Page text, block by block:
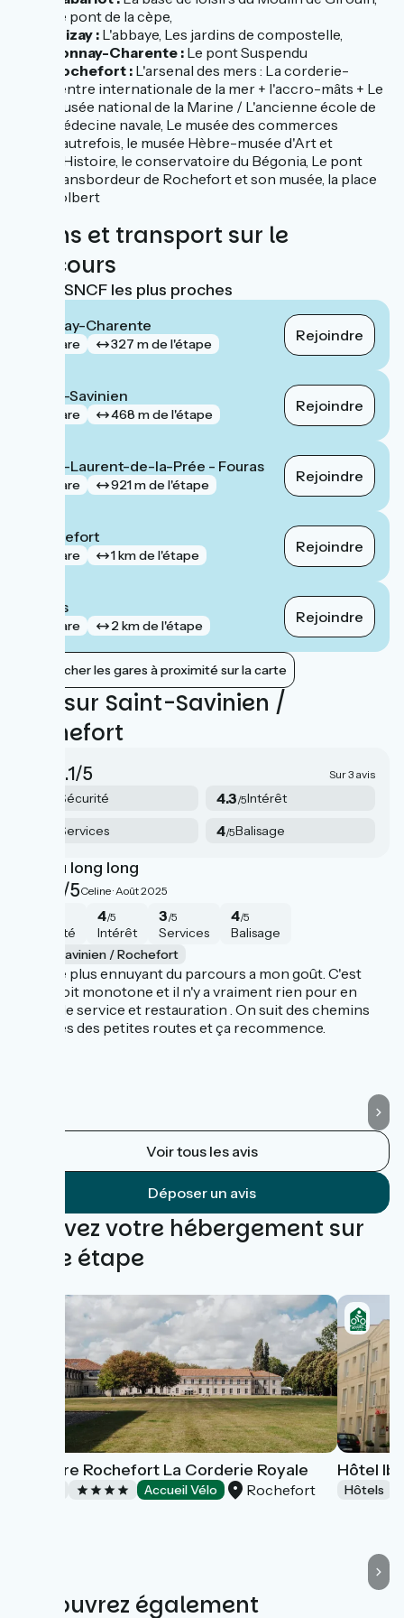
Le pont de la cèpe,
Trizay : L'abbaye, Les jardins de compostelle,
Tonnay-Charente : Le pont Suspendu
Rochefort : L'arsenal des mers : La corderie-
centre internationale de la mer + l'accro-mâts + Le
musée national de la Marine / L'ancienne école de
médecine navale, Le musée des commerces
d'autrefois, le musée Hèbre-musée d'Art et
d'Histoire, le conservatoire du Bégonia, Le pont
transbordeur de Rochefort et son musée, la place
colbert
Trains et transport sur le
parcours
Gares SNCF les plus proches
Tonnay-Charente
gare 327 m de l'étape Rejoindre
Saint-Savinien
gare 468 m de l'étape Rejoindre
Saint-Laurent-de-la-Prée - Fouras
gare 921 m de l'étape Rejoindre
Rochefort
gare 1 km de l'étape Rejoindre
Bords
gare 2 km de l'étape Rejoindre
Afficher les gares à proximité sur la carte
Avis sur Saint-Savinien /
Rochefort
4.1/5 Sur 3 avis
Sécurité 4.3/5Intérêt
Services 4/5Balisage
Un peu long long
3.8/5Celine · Août 2025
Sécurité
4/5
Intérêt
3/5
Services
4/5
Balisage
Saint-Savinien / Rochefort
Etape le plus ennuyant du parcours a mon goût. C'est
long droit monotone et il n'y a vraiment rien pour en
terme de service et restauration . On suit des chemins
calcaires des petites routes et ça recommence.
Voir tous les avis
Déposer un avis
Trouvez votre hébergement sur
cette étape
Mercure Rochefort La Corderie Royale
Accueil Vélo Rochefort
Hôtel
Hôtels
Découvrez également